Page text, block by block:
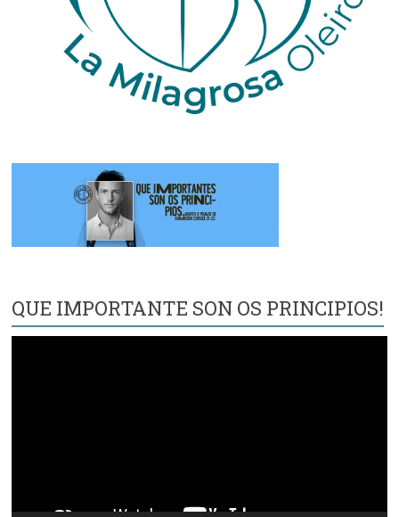
QUE IMPORTANTE SON OS PRINCIPIOS!